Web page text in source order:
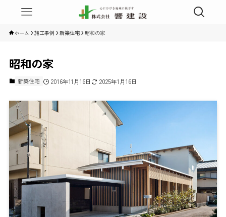
ホーム 施工事例 新築住宅 昭和の家
昭和の家
新築住宅 2016年11月16日 2025年1月16日